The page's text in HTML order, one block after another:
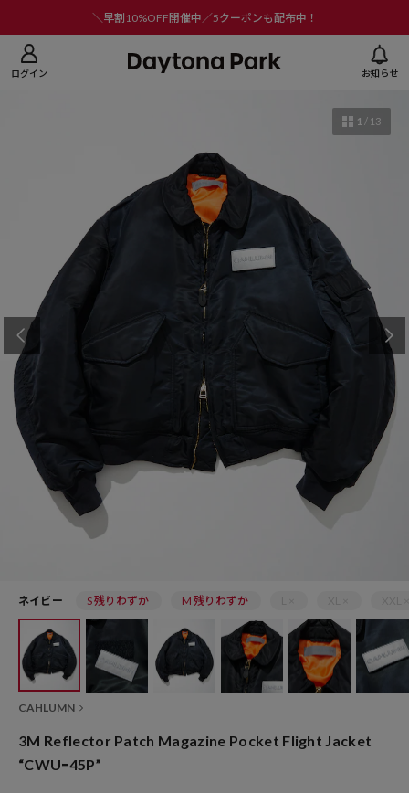
＼早割10%OFF開催中／5クーポンも配布中！
ログイン お知らせ
1 / 13
ネイビー S 残りわずか M 残りわずか
CAHLUMN
3M Reflector Patch Magazine Pocket Flight Jacket
“CWUｰ45P”